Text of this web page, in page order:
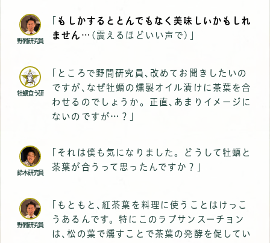
野間研究員
もしかするととんでもなく美味しいかもしれ
ません… (震えるほどいい声で)｣
牡蠣食う研
｢ところで野間研究員､改めてお聞きしたいの
ですが､なぜ牡蠣の燻製オイル漬けに茶葉を合
わせるのでしょうか。正直､あまりイメージに
ないのですが…？｣
鈴木研究員
｢それは僕も気になりました。どうして牡蠣と
茶葉が合うって思ったんですか？｣
野間研究員
｢もともと､紅茶葉を料理に使うことはけっこ
うあるんです。特にこのラプサンスーチョン
は､松の葉で燻すことで茶葉の発酵を促してい